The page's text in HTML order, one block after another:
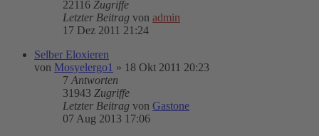
22116 Zugriffe
Letzter Beitrag von admin
17 Dez 2011 21:24
Selber Eloxieren
von Mosyelergo1 » 18 Okt 2011 20:23
7 Antworten
31943 Zugriffe
Letzter Beitrag von Gastone
07 Aug 2013 17:06